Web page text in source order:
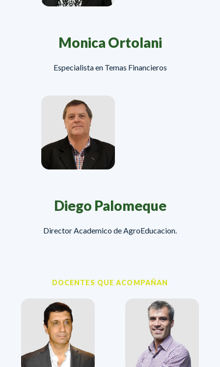
Monica Ortolani
Especialista en Temas Financieros
Diego Palomeque
Director Academico de AgroEducacion.
DOCENTES QUE ACOMPAÑAN